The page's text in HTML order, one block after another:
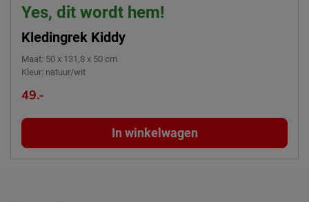
Yes, dit wordt hem!
Kledingrek Kiddy
Maat: 50 x 131,8 x 50 cm
Kleur: natuur/wit
49.-
In winkelwagen